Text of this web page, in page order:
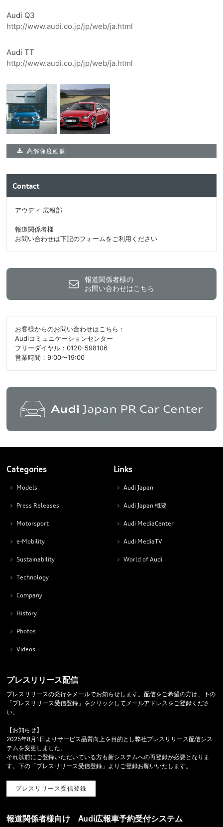
Audi Q3
http://www.audi.co.jp/jp/web/ja.html
Audi TT
http://www.audi.co.jp/jp/web/ja.html
高解像度画像
Contact
アウディ 広報部
報道関係者様
お問い合わせは下記のフォームをご利用ください
報道関係者様の
お問い合わせはこちら
お客様からのお問い合わせはこちら：
Audiコミュニケーションセンター
フリーダイヤル：0120-598106
営業時間：9:00〜19:00
Categories
Models
Press Releases
Motorsport
e-Mobility
Sustainability
Technology
Company
History
Photos
Videos
Links
Audi Japan
Audi Japan 概要
Audi MediaCenter
Audi MediaTV
World of Audi
プレスリリース配信
プレスリリースの発行をメールでお知らせします。配信をご希望の方は、下の
「プレスリリース受信登録」をクリックしてメールアドレスをご登録くださ
い。
【お知らせ】
2025年8月1日よりサービス品質向上を目的とし弊社プレスリリース配信シス
テムを変更しました。
それ以前にご登録いただいている方も新システムへの再登録が必要となりま
す。下の「プレスリリース受信登録」よりご登録お願いいたします。
プレスリリース受信登録
報道関係者様向け Audi広報車予約受付システム